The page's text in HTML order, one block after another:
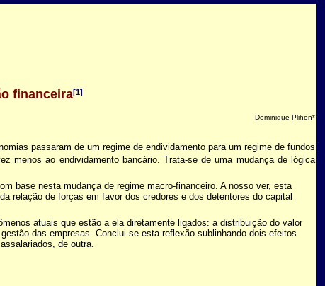
financeira[1]
Dominique Plihon*
passaram de um regime de endividamento para um regime de fundos
menos ao endividamento bancário. Trata-se de uma mudança de lógica
base nesta mudança de regime macro-financeiro. A nosso ver, esta
relação de forças em favor dos credores e dos detentores do capital
atuais que estão a ela diretamente ligados: a distribuição do valor
das empresas. Conclui-se esta reflexão sublinhando dois efeitos
de outra.